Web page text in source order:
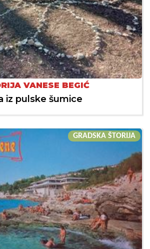
VANESE BEGIĆ
iz pulske šumice
GRADSKA ŠTORIJA